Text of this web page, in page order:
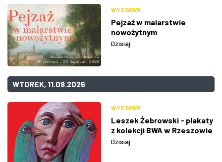
WYSTAWA
Pejzaż w malarstwie
nowożytnym
Dzisiaj
WTOREK, 11.08.2026
WYSTAWA
Leszek Żebrowski - plakaty
z kolekcji BWA w Rzeszowie
Dzisiaj